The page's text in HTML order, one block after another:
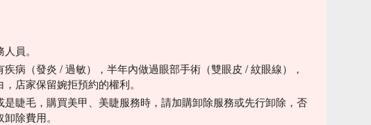
員。
病（發炎 / 過敏），半年內做過眼部手術（雙眼皮 / 紋眼線），
店家保留婉拒預約的權利。
是睫毛，購買美甲、美睫服務時，請加購卸除服務或先行卸除，否
除費用。